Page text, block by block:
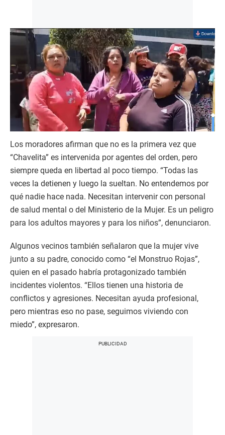
Los moradores afirman que no es la primera vez que
“Chavelita” es intervenida por agentes del orden, pero
siempre queda en libertad al poco tiempo. “Todas las
veces la detienen y luego la sueltan. No entendemos por
qué nadie hace nada. Necesitan intervenir con personal
de salud mental o del Ministerio de la Mujer. Es un peligro
para los adultos mayores y para los niños”, denunciaron.
Algunos vecinos también señalaron que la mujer vive
junto a su padre, conocido como “el Monstruo Rojas”,
quien en el pasado habría protagonizado también
incidentes violentos. “Ellos tienen una historia de
conflictos y agresiones. Necesitan ayuda profesional,
pero mientras eso no pase, seguimos viviendo con
miedo”, expresaron.